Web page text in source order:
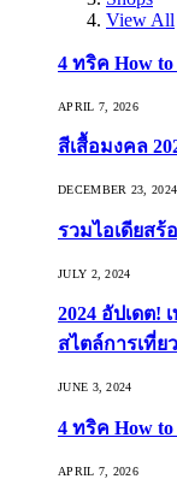
View All
4 ทริค How to
APRIL 7, 2026
สีเสื้อมงคล
DECEMBER 23, 2024
รวมไอเดียสร้
JULY 2, 2024
2024 อัปเดต!
สไตล์การเที่ยว
JUNE 3, 2024
4 ทริค How to
APRIL 7, 2026